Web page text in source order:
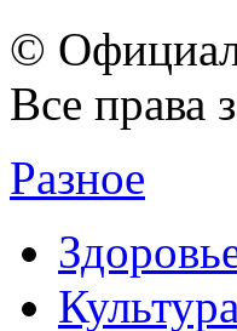
©
Все права
Разное
Культура